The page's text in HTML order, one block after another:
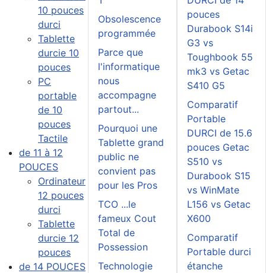
10 pouces
durci
Tablette
durcie 10
pouces
PC
portable
de 10
pouces
Tactile
de 11 à 12
POUCES
Ordinateur
12 pouces
durci
Tablette
durcie 12
pouces
de 14 POUCES
Obsolescence
programmée
Parce que
l'informatique
nous
accompagne
partout...
Pourquoi une
Tablette grand
public ne
convient pas
pour les Pros
TCO ...le
fameux Cout
Total de
Possession
Technologie
pouces
Durabook S14i
G3 vs
Toughbook 55
mk3 vs Getac
S410 G5
Comparatif
Portable
DURCI de 15.6
pouces Getac
S510 vs
Durabook S15
vs WinMate
L156 vs Getac
X600
Comparatif
Portable durci
étanche